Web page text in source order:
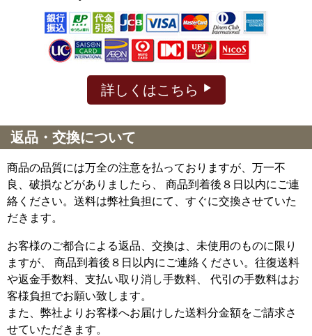
詳しくはこちら
返品・交換について
商品の品質には万全の注意を払っておりますが、万一不
良、破損などがありましたら、 商品到着後８日以内にご連
絡ください。送料は弊社負担にて、すぐに交換させていた
だきます。
お客様のご都合による返品、交換は、未使用のものに限り
ますが、
商品到着後８日以内にご連絡ください。往復送料
や返金手数料、支払い取り消し手数料、 代引の手数料はお
客様負担でお願い致します。
また、弊社よりお客様へお届けした送料分金額をご請求さ
せていただきます。